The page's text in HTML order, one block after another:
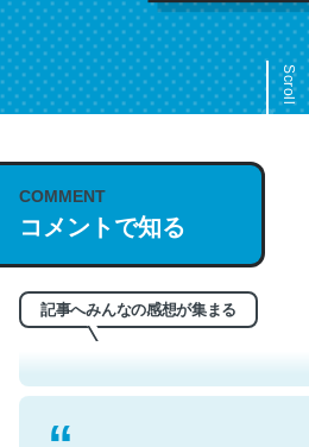
Scroll
COMMENT
コメントで知る
記事へみんなの感想が集まる
これは名文。彼はとてもクレバー
う。英語少しでも読める人は原文
れ好き。Let’s Fucking Go. Then
─今のこの状況が信じられるかい？ by ラ